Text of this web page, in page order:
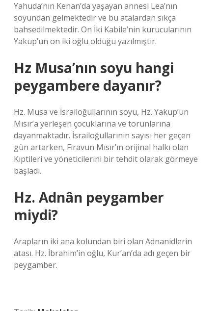
Yahuda’nın Kenan’da yaşayan annesi Lea’nın
soyundan gelmektedir ve bu atalardan sıkça
bahsedilmektedir. On İki Kabile’nin kurucularının
Yakup’un on iki oğlu olduğu yazılmıştır.
Hz Musa’nın soyu hangi
peygambere dayanır?
Hz. Musa ve İsrailoğullarının soyu, Hz. Yakup’un
Mısır’a yerleşen çocuklarına ve torunlarına
dayanmaktadır. İsrailoğullarının sayısı her geçen
gün artarken, Firavun Mısır’ın orijinal halkı olan
Kıptileri ve yöneticilerini bir tehdit olarak görmeye
başladı.
Hz. Adnân peygamber
miydi?
Arapların iki ana kolundan biri olan Adnanidlerin
atası. Hz. İbrahim’in oğlu, Kur’an’da adı geçen bir
peygamber.